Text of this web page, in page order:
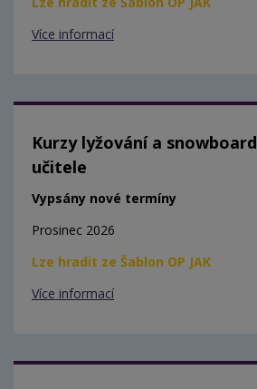
Více informací
Kurzy lyžování a
učitele
Vypsány nové termíny
Prosinec 2026
Lze hradit ze Šablon OP JAK
Více informací